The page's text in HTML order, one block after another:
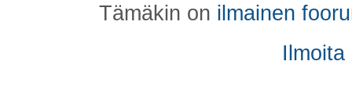
Tämäkin on ilmainen